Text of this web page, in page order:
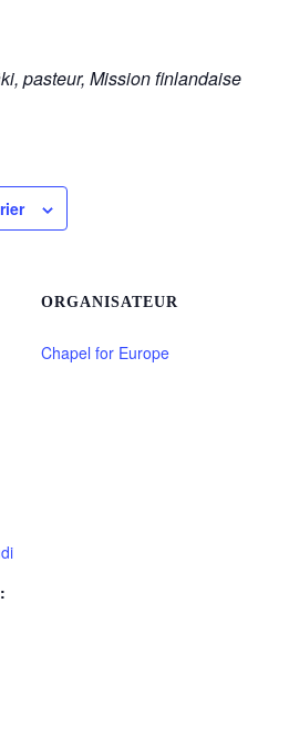
pasteur, Mission finlandaise
ORGANISATEUR
Chapel for Europe